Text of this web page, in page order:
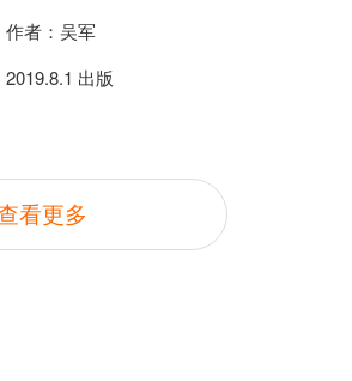
作者：吴军
2019.8.1 出版
看更多